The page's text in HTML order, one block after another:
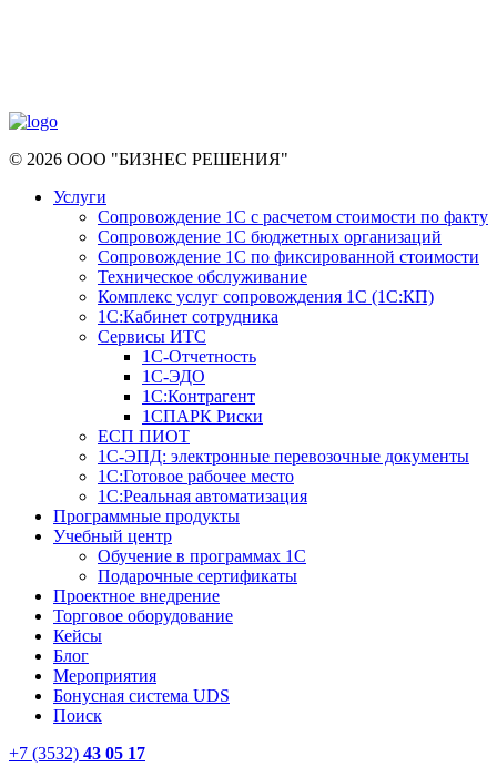
© 2026 ООО "БИЗНЕС РЕШЕНИЯ"
Услуги
Сопровождение 1С с расчетом стоимости по факту
Сопровождение 1С бюджетных организаций
Сопровождение 1С по фиксированной стоимости
Техническое обслуживание
Комплекс услуг сопровождения 1С (1С:КП)
1С:Кабинет сотрудника
Сервисы ИТС
1С-Отчетность
1С-ЭДО
1С:Контрагент
1СПАРК Риски
ЕСП ПИОТ
1С-ЭПД: электронные перевозочные документы
1С:Готовое рабочее место
1С:Реальная автоматизация
Программные продукты
Учебный центр
Обучение в программах 1С
Подарочные сертификаты
Проектное внедрение
Торговое оборудование
Кейсы
Блог
Мероприятия
Бонусная система UDS
Поиск
+7 (3532) 43 05 17